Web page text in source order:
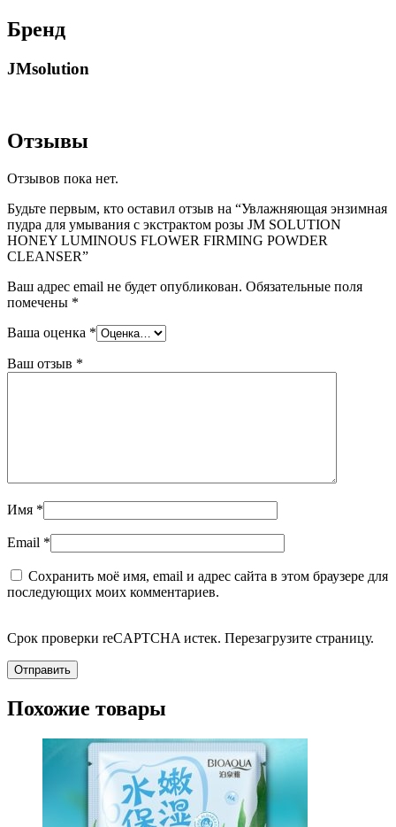
Бренд
JMsolution
Отзывы
Отзывов пока нет.
Будьте первым, кто оставил отзыв на “Увлажняющая энзимная
пудра для умывания c экстрактом розы JM SOLUTION
HONEY LUMINOUS FLOWER FIRMING POWDER
CLEANSER”
Ваш адрес email не будет опубликован. Обязательные поля
помечены *
Ваша оценка *
Ваш отзыв *
Имя *
Email *
Сохранить моё имя, email и адрес сайта в этом браузере для
последующих моих комментариев.
Срок проверки reCAPTCHA истек. Перезагрузите страницу.
Похожие товары